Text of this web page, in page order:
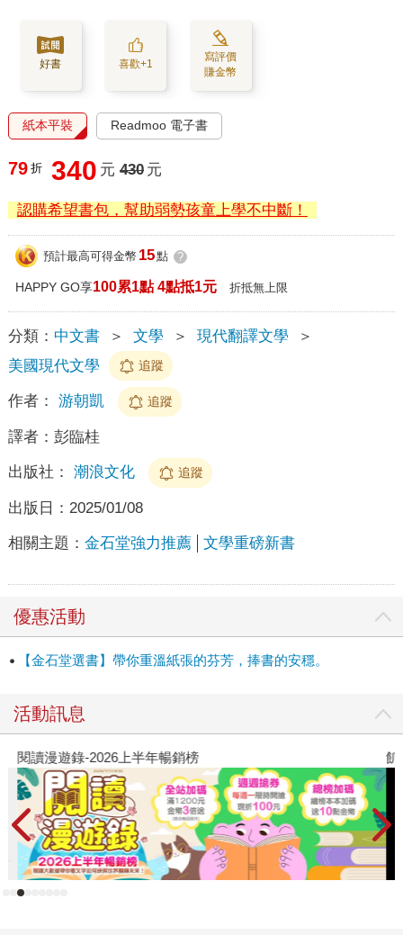
好書 喜歡+1
寫評價
賺金幣
紙本平裝 Readmoo 電子書
79 折 340 元 430 元
認購希望書包，幫助弱勢孩童上學不中斷！
預計最高可得金幣 15點 ?
HAPPY GO享100累1點 4點抵1元 折抵無上限
分類： 中文書 ＞ 文學 ＞ 現代翻譯文學
＞
美國現代文學
追蹤
作者： 游朝凱 追蹤
譯者： 彭臨桂
出版社： 潮浪文化 追蹤
出版日： 2025/01/08
相關主題： 金石堂強力推薦 文學重磅新書
優惠活動
【金石堂選書】帶你重溫紙張的芬芳，捧書的安穩。
活動訊息
閱讀漫遊錄-2026上半年暢銷榜 飢